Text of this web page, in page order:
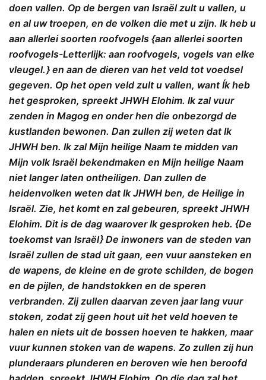
doen vallen. Op de bergen van Israël zult u vallen, u
en al uw troepen, en de volken die met u zijn. Ik heb u
aan allerlei soorten roofvogels {aan allerlei soorten
roofvogels-Letterlijk: aan roofvogels, vogels van elke
vleugel. } en aan de dieren van het veld tot voedsel
gegeven. Op het open veld zult u vallen, want Ík heb
het gesproken, spreekt JHWH Elohim. Ik zal vuur
zenden in Magog en onder hen die onbezorgd de
kustlanden bewonen. Dan zullen zij weten dat Ik
JHWH ben. Ik zal Mijn heilige Naam te midden van
Mijn volk Israël bekendmaken en Mijn heilige Naam
niet langer laten ontheiligen. Dan zullen de
heidenvolken weten dat Ik JHWH ben, de Heilige in
Israël. Zie, het komt en zal gebeuren, spreekt JHWH
Elohim. Dit is de dag waarover Ik gesproken heb. {De
toekomst van Israël } De inwoners van de steden van
Israël zullen de stad uit gaan, een vuur aansteken en
de wapens, de kleine en de grote schilden, de bogen
en de pijlen, de handstokken en de speren
verbranden. Zij zullen daarvan zeven jaar lang vuur
stoken, zodat zij geen hout uit het veld hoeven te
halen en niets uit de bossen hoeven te hakken, maar
vuur kunnen stoken van de wapens. Zo zullen zij hun
plunderaars plunderen en beroven wie hen beroofd